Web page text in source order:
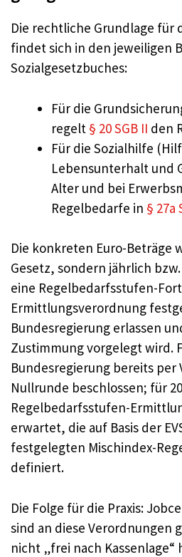
Die rechtliche Grundlage für
findet sich in den jeweiligen
Sozialgesetzbuches:
Für die
regelt § 20 SGB II den
Für die Sozialhilfe
Lebensunterhalt und
Alter und bei
Regelbedarfe in § 27a
Die konkreten Euro-Beträge
Gesetz, sondern jährlich
eine Regelbedarfsstufen-
Ermittlungsverordnung
Bundesregierung erlassen
Zustimmung vorgelegt wird.
Bundesregierung bereits per
Nullrunde beschlossen; für
Regelbedarfsstufen-
erwartet, die auf Basis der
festgelegten Mischindex-
definiert.
Die Folge für die Praxis:
sind an diese Verordnungen
nicht „frei nach Kassenlage“